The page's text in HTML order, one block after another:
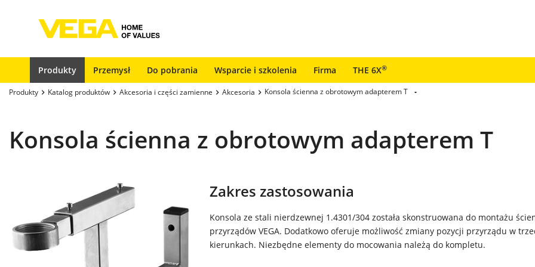
Produkty Przemysł Do pobrania Wsparcie i szkolenia Firma THE 6X®
Produkty Katalog produktów Akcesoria i części zamienne Akcesoria Konsola ścienna z obrotowym adapterem T
Konsola ścienna z obrotowym adapterem T
Zakres zastosowania
Konsola ze stali nierdzewnej 1.4301/304 została skonstruowana do montażu
przyrządów VEGA. Dodatkowo oferuje możliwość zmiany pozycji przyrządu w
kierunkach. Niezbędne elementy do mocowania należą do kompletu.